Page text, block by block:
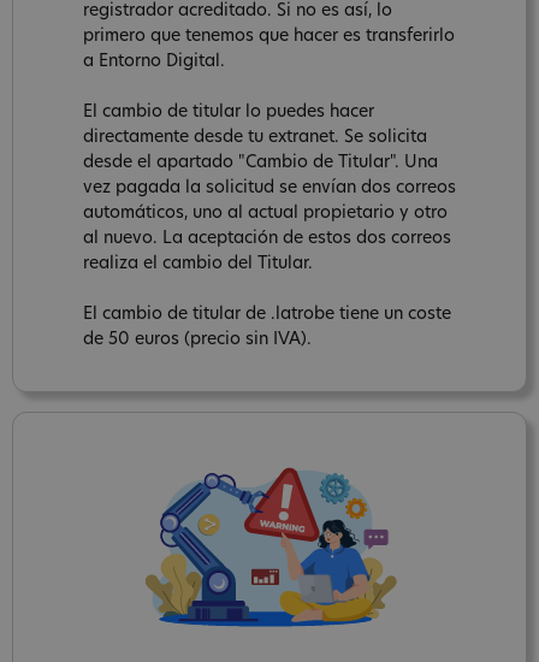
registrador acreditado. Si no es así, lo
primero que tenemos que hacer es transferirlo
a Entorno Digital.
El cambio de titular lo puedes hacer
directamente desde tu extranet. Se solicita
desde el apartado "Cambio de Titular". Una
vez pagada la solicitud se envían dos correos
automáticos, uno al actual propietario y otro
al nuevo. La aceptación de estos dos correos
realiza el cambio del Titular.
El cambio de titular de .latrobe tiene un coste
de 50 euros (precio sin IVA).